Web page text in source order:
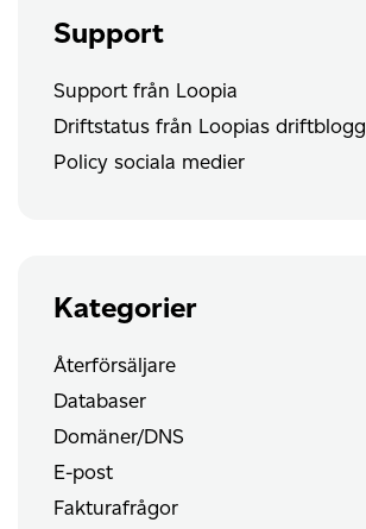
Support
Support från Loopia
Driftstatus från Loopias driftblogg
Policy sociala medier
Kategorier
Återförsäljare
Databaser
Domäner/DNS
E-post
Fakturafrågor